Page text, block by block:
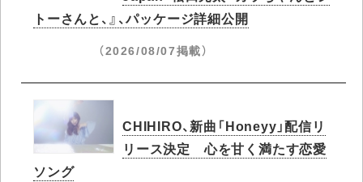
トーさんと、』、パッケージ詳細公開
（2026/08/07掲載）
CHIHIRO、新曲「Honeyy」配信リ
リース決定 心を甘く満たす恋愛
ソング